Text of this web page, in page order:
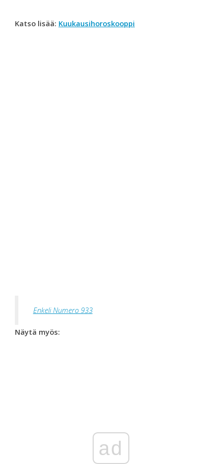
Katso lisää: Kuukausihoroskooppi
Enkeli Numero 933
Näytä myös:
ad